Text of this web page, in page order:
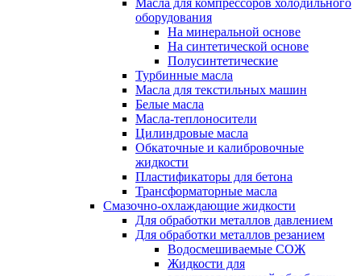
Масла для компрессоров холодильного
оборудования
На минеральной основе
На синтетической основе
Полусинтетические
Турбинные масла
Масла для текстильных машин
Белые масла
Масла-теплоносители
Цилиндровые масла
Обкаточные и калибровочные
жидкости
Пластификаторы для бетона
Трансформаторные масла
Смазочно-охлаждающие жидкости
Для обработки металлов давлением
Для обработки металлов резанием
Водосмешиваемые СОЖ
Жидкости для